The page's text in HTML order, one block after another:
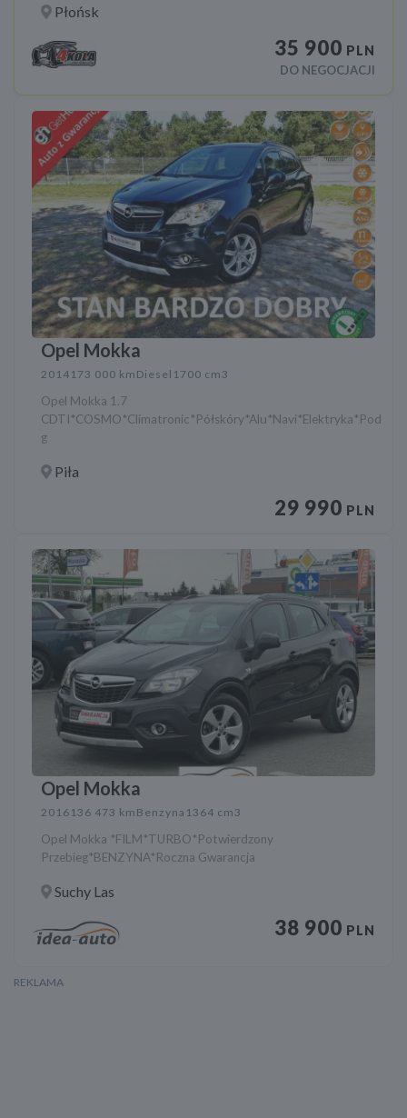
Płońsk
35 900 PLN
DO NEGOCJACJI
Opel Mokka
2014 173 000 km Diesel 1700 cm3
Opel Mokka 1.7
CDTI*COSMO*Climatronic*Półskóry*Alu*Navi*Elektryka*Pod
g
Piła
29 990 PLN
Opel Mokka
2016 136 473 km Benzyna 1364 cm3
Opel Mokka *FILM*TURBO*Potwierdzony
Przebieg*BENZYNA*Roczna Gwarancja
Suchy Las
38 900 PLN